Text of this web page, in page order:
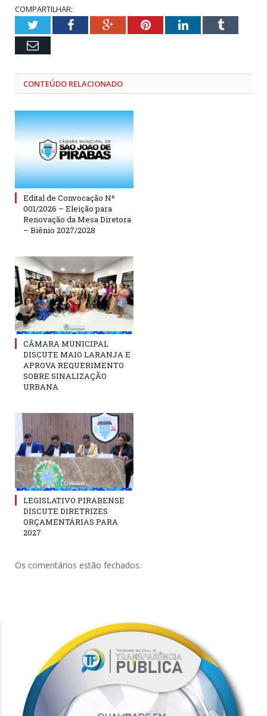
COMPARTILHAR:
TwitterFacebookGoogle+PinterestLinkedInTumblr
Email
CONTEÚDO RELACIONADO
Edital de Convocação Nº
001/2026 – Eleição para
Renovação da Mesa Diretora
– Biênio 2027/2028
CÂMARA MUNICIPAL
DISCUTE MAIO LARANJA E
APROVA REQUERIMENTO
SOBRE SINALIZAÇÃO
URBANA
LEGISLATIVO PIRABENSE
DISCUTE DIRETRIZES
ORÇAMENTÁRIAS PARA
2027
Os comentários estão fechados.